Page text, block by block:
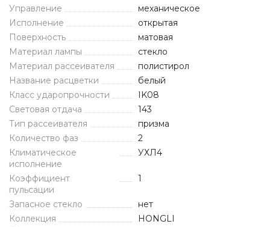
Управление
механическое
Исполнение
открытая
Поверхность
матовая
Материал лампы
стекло
Материал рассеивателя
полистирол
Название расцветки
белый
Класс ударопрочности
IK08
Световая отдача
143
Тип рассеивателя
призма
Количество фаз
2
Климатическое
исполнение
УХЛ4
Коэффициент
пульсации
1
Запасное стекло
нет
Коллекция
HONGLI